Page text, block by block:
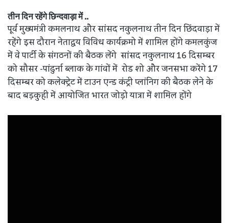
तीन दिन रहेंगे छिन्दवाड़ा में ..
पूर्व मुख्यमंत्री कमलनाथ और सांसद नकुलनाथ तीन दिन छिंदवाड़ा में
रहेंगे इस दौरान नेताद्वय विविध कार्यक्रमो में शामिल होंगे कमलकुंज
में वे पार्टी के संगठनों की बैठक लेंगे सांसद नकुलनाथ 16 दिसम्बर
को सौसर -पांढुर्ना ब्लाक के गांवों में रोड शो और जनसभा करेंगे 17
दिसम्बर को कलेक्ट्रेट में टाउन एन्ड कंट्री प्लांनिग की बैठक लेने के
बाद बड़कुही में आयोजित भारत जोड़ो यात्रा में शामिल होंगे